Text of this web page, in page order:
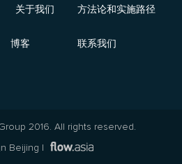
关于我们 方法论和实施路径
博客 联系我们
2016. All rights reserved.
Beijing |